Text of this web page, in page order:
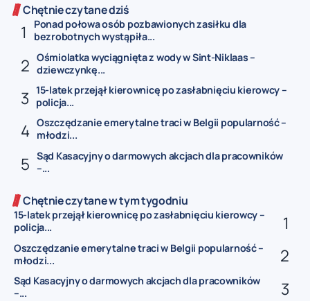
Chętnie czytane dziś
Ponad połowa osób pozbawionych zasiłku dla
bezrobotnych wystąpiła...
Ośmiolatka wyciągnięta z wody w Sint-Niklaas –
dziewczynkę...
15-latek przejął kierownicę po zasłabnięciu kierowcy –
policja...
Oszczędzanie emerytalne traci w Belgii popularność –
młodzi...
Sąd Kasacyjny o darmowych akcjach dla pracowników
–...
Chętnie czytane w tym tygodniu
15-latek przejął kierownicę po zasłabnięciu kierowcy –
policja...
Oszczędzanie emerytalne traci w Belgii popularność –
młodzi...
Sąd Kasacyjny o darmowych akcjach dla pracowników
–...